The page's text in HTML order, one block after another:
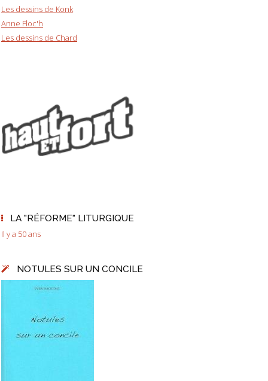
Les dessins de Konk
Anne Floc'h
Les dessins de Chard
LA "RÉFORME" LITURGIQUE
Il y a 50 ans
NOTULES SUR UN CONCILE